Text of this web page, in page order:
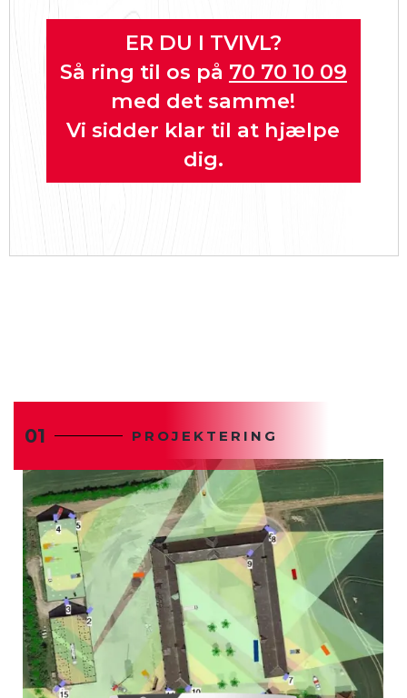
ER DU I TVIVL?
Så ring til os på 70 70 10 09
med det samme!
Vi sidder klar til at hjælpe
dig.
01 PROJEKTERING